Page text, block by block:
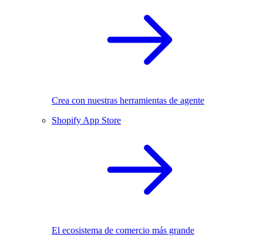
Crea con nuestras herramientas de agente
Shopify App Store
El ecosistema de comercio más grande